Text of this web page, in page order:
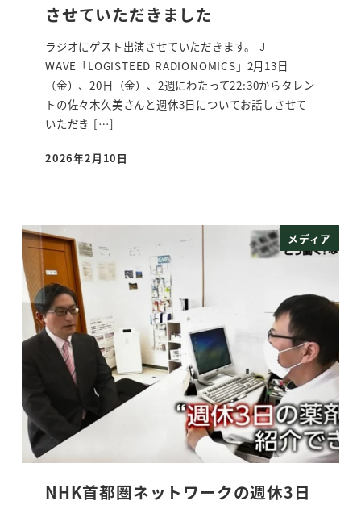
させていただきました
ラジオにゲスト出演させていただきます。 J-
WAVE「LOGISTEED RADIONOMICS」2月13日
（金）、20日（金）、2週にわたって22:30からタレン
トの佐々木久美さんと週休3日についてお話しさせて
いただき […]
投稿日
2026年2月10日
メディア
NHK首都圏ネットワークの週休3日